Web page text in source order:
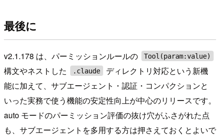
最後に
v2.1.178 は、パーミッションルールの Tool(param:value)
構文やネストした .claude
ディレクトリ対応という新機
能に加えて、サブエージェント・認証・コンパクションと
いった実務で使う機能の安定性向上が中心のリリースです。
auto モードのパーミッション評価の抜け穴がふさがれた点
も、サブエージェントを多用する方は押さえておくとよいで